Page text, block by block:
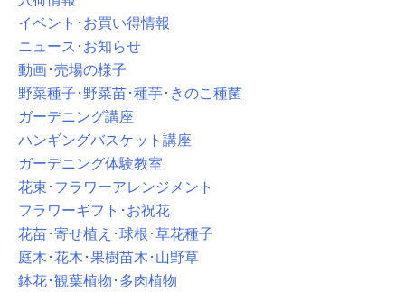
イベント･お買い得情報
ニュース･お知らせ
動画･売場の様子
野菜種子･野菜苗･種芋･きのこ種菌
ガーデニング講座
ハンギングバスケット講座
ガーデニング体験教室
花束･フラワーアレンジメント
フラワーギフト･お祝花
花苗･寄せ植え･球根･草花種子
庭木･花木･果樹苗木･山野草
鉢花･観葉植物･多肉植物